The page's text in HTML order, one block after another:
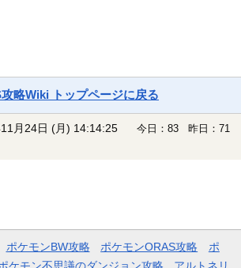
略Wiki トップページに戻る
月24日 (月) 14:14:25
今日：83 昨日：71
ポケモンBW攻略 ポケモンORAS攻略
ポ